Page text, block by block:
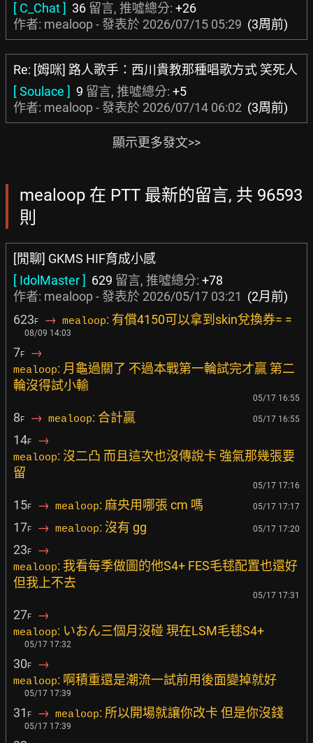
[ C_Chat ] 36 留言, 推噓總分: +26
作者: mealoop - 發表於 2026/07/15 05:29 (3周前)
Re: [姆咪] 路人歌手：西川貴教那種唱歌方式 笑死人
[ Soulace ] 9 留言, 推噓總分: +5
作者: mealoop - 發表於 2026/07/14 06:02 (3周前)
顯示更多發文>>
mealoop 在 PTT 最新的留言, 共 96593
則
[閒聊] GKMS HIF育成小感
[ IdolMaster ] 629 留言, 推噓總分: +78
作者: mealoop - 發表於 2026/05/17 03:21 (2月前)
623F → mealoop: 有償4150可以拿到skin兌換券= =
08/09 14:03
7F →
mealoop: 月龜過關了 不過本戰第一輪試完才贏 第二
輪沒得試小輸
05/17 16:55
8F → mealoop: 合計贏 05/17 16:55
14F →
mealoop: 沒二凸 而且這次也沒傳說卡 強氣那幾張要
留
05/17 17:16
15F → mealoop: 麻央用哪張 cm 嗎 05/17 17:17
17F → mealoop: 沒有 gg 05/17 17:20
23F →
mealoop: 我看每季做圖的他S4+ FES毛毬配置也還好
但我上不去
05/17 17:31
27F →
mealoop: いおん三個月沒碰 現在LSM毛毬S4+
05/17 17:32
30F →
mealoop: 啊積重還是潮流一試前用後面變掉就好
05/17 17:39
31 F → mealoop: 所以開場就讓你改卡 但是你沒錢
05/17 17:39